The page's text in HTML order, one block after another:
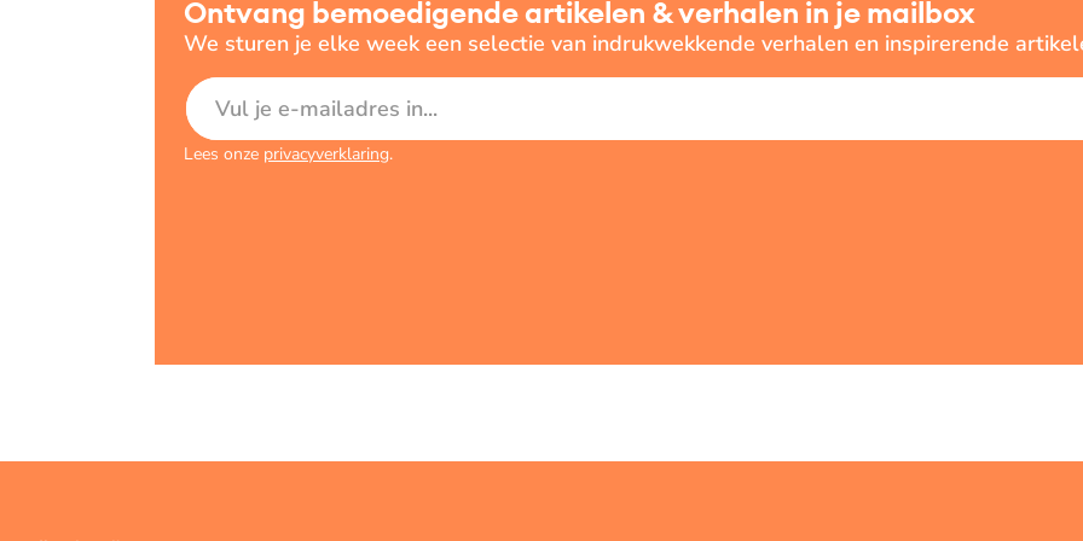
Ontvang bemoedigende artikelen & verhalen in je mailbox
We sturen je elke week een selectie van indrukwekkende verhalen en inspirerende
E-mailadres
Lees onze privacyverklaring.